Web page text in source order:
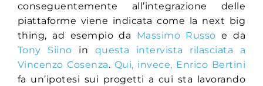
conseguentemente all’integrazione delle
piattaforme viene indicata come la next big
thing, ad esempio da Massimo Russo e da
Tony Siino in questa intervista rilasciata a
Vincenzo Cosenza. Qui, invece, Enrico Bertini
fa un’ipotesi sui progetti a cui sta lavorando